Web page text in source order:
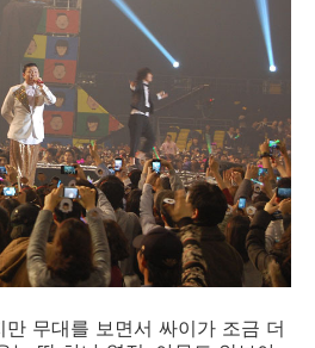
무대를 보면서 싸이가 조금 더